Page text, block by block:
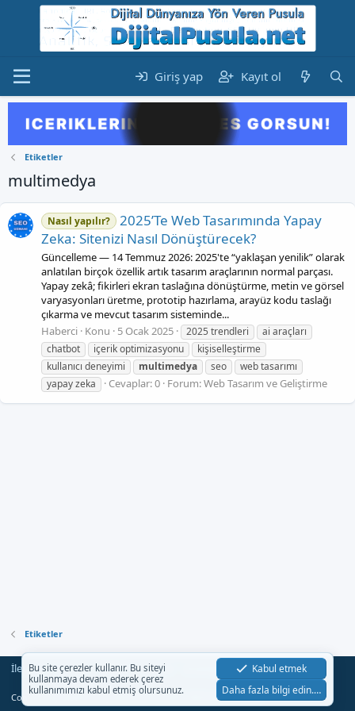
Giriş yap Kayıt ol
Etiketler
multimedya
Nasıl yapılır?
2025’Te Web Tasarımında Yapay
Zeka: Sitenizi Nasıl Dönüştürecek?
Güncelleme — 14 Temmuz 2026: 2025'te “yaklaşan yenilik” olarak
anlatılan birçok özellik artık tasarım araçlarının normal parçası.
Yapay zekâ; fikirleri ekran taslağına dönüştürme, metin ve görsel
varyasyonları üretme, prototip hazırlama, arayüz kodu taslağı
çıkarma ve mevcut tasarım sisteminde...
Haberci Konu 5 Ocak 2025 2025 trendleri
ai araçları
chatbot
içerik optimizasyonu
kişiselleştirme
kullanıcı deneyimi
multimedya seo
web tasarımı
yapay zeka
Cevaplar: 0 Forum:Web Tasarım ve Geliştirme
Etiketler
İletişim Şartlar Gizlilik Yardım
R
S
S
Community platform by XenForo® © 2010-2023 XenForo Ltd.
Bu site çerezler kullanır. Bu siteyi
kullanmaya devam ederek çerez
kullanımımızı kabul etmiş olursunuz.
Kabul etmek
Daha fazla bilgi edin.…